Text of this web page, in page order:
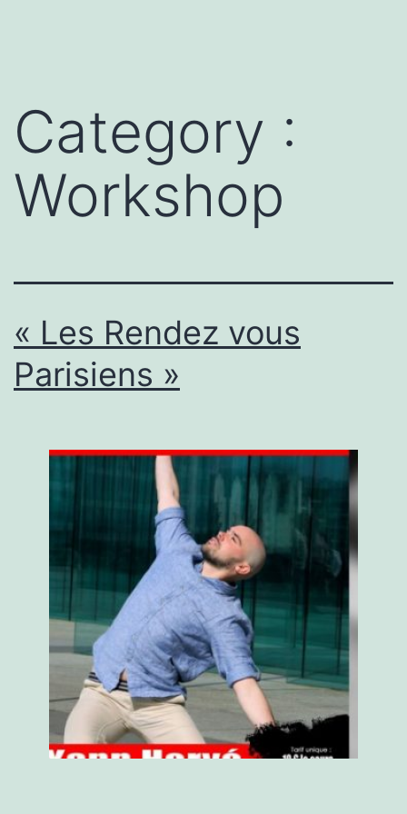
Category :
Workshop
« Les Rendez vous
Parisiens »